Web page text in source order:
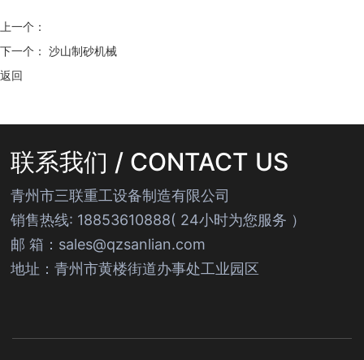
上一个：
下一个： 沙山制砂机械
返回
联系我们 / CONTACT US
青州市三联重工设备制造有限公司
销售热线: 18853610888( 24小时为您服务 ）
邮 箱：sales@qzsanlian.com
地址：青州市黄楼街道办事处工业园区